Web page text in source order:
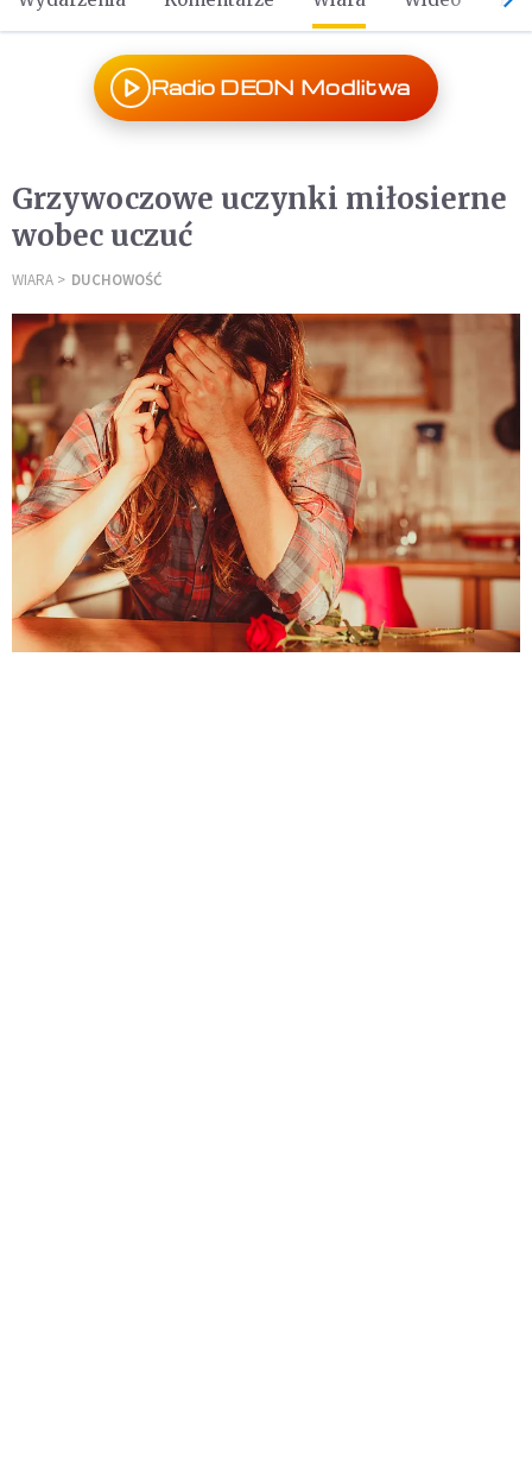
Radio DEON Modlitwa
Grzywoczowe uczynki miłosierne
wobec uczuć
WIARA DUCHOWOŚĆ